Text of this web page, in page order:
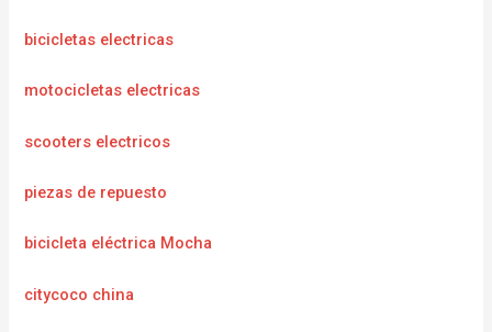
bicicletas electricas
motocicletas electricas
scooters electricos
piezas de repuesto
bicicleta eléctrica Mocha
citycoco china